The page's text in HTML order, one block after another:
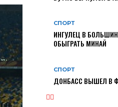
СПОРТ
ИНГУЛЕЦ В
ОБЫГРАТЬ МИНАЙ
СПОРТ
ДОНБАСС ВЫШЕЛ В